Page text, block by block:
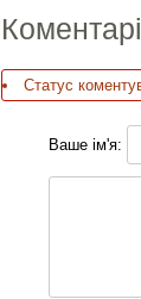
Коментарі
Статус
Ваше ім'я: